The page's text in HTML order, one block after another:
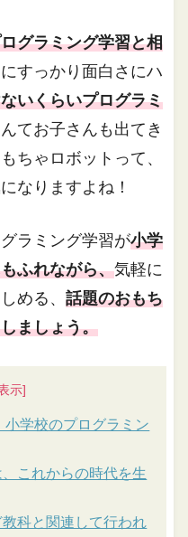
グラミング学習と相
すっかり面白さにハ
いくらいプログラミ
てお子さんも出てき
ちゃロボットって、
なりますよね！
ラミング学習が小学
ふれながら、気軽に
める、話題のおもち
ましょう。
小学校のプログラミン
これからの時代を生
科と関連して行われ